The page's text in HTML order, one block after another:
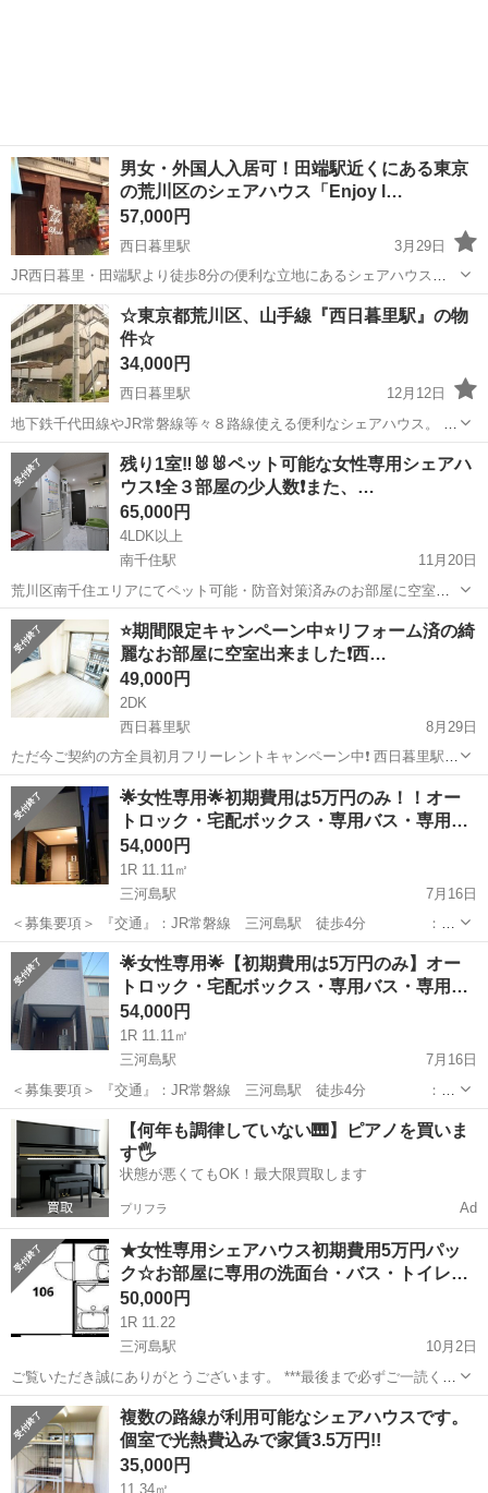
男女・外国人入居可！田端駅近くにある東京
の荒川区のシェアハウス「Enjoy l…
57,000円
西日暮里駅
3月29日
JR西日暮里・田端駅より徒歩8分の便利な立地にあるシェアハウスで
す。このシェアハウスのこだわりは家に帰ったときの安心感や使い易
さ。シェアハウスの1階にはキッチン、リビングがあります。お部屋は
全8室のシェアハウスです。またこの...
東京 荒川区 西日暮里駅 シェアハウス 外国人
☆東京都荒川区、山手線『西日暮里駅』の物
件☆
34,000円
西日暮里駅
12月12日
地下鉄千代田線やJR常磐線等々８路線使える便利なシェアハウス。 東
京に安く住みたい方は必見です。 （価格重視の方には持って来い！）
☆近場スポット☆ ・コンビニ徒歩2分、スーパー徒歩2分 ・公立小学校
が...
東京 荒川区 西日暮里駅 シェアハウス
残り1室‼️🐰🐰ペット可能な女性専用シェアハ
ウス❗️全３部屋の少人数❗️また、…
65,000円
4LDK以上
南千住駅
11月20日
荒川区南千住エリアにてペット可能・防音対策済みのお部屋に空室が
出来ました♪ 全３部屋の女性専用のシェアハウスになります👩 南千住
駅より徒歩5分の好立地！完全戸建❗️ 常磐線に日比谷線、さらにはつく
ばエクスプレスも通...
東京 荒川区 南千住駅 シェアハウス 物件
⭐️期間限定キャンペーン中⭐️リフォーム済の綺
麗なお部屋に空室出来ました❗️西…
49,000円
2DK
西日暮里駅
8月29日
ただ今ご契約の方全員初月フリーレントキャンペーン中❗️ 西日暮里駅徒
歩5分の好立地にある女性専用物件のご紹介です！ エントランスにオ
ートロック機能が付いてます。 また、全4部屋の小規模物件・プライ
バシー重視の鍵...
東京 荒川区 西日暮里駅 シェアハウス 徒歩
🌟女性専用🌟初期費用は5万円のみ！！オー
トロック・宅配ボックス・専用バス・専用…
54,000円
1R 11.11㎡
三河島駅
7月16日
＜募集要項＞ 『交通』：JR常磐線 三河島駅 徒歩4分 ：京
成本線 新三河島駅 徒歩12分 『賃料等』 賃
料 ：54,000円 共益費 ：5,000円 ...
東京 荒川区 三河島駅 シェアハウス 初期
🌟女性専用🌟【初期費用は5万円のみ】オー
トロック・宅配ボックス・専用バス・専用…
54,000円
1R 11.11㎡
三河島駅
7月16日
＜募集要項＞ 『交通』：JR常磐線 三河島駅 徒歩4分 ：京
成本線 新三河島駅 徒歩12分 『賃料等』 賃
料 ：50,000円 共益費 ：5,000円 ...
東京 荒川区 三河島駅 シェアハウス
【何年も調律していない🎹】ピアノを買いま
す🖐️
状態が悪くてもOK！最大限買取します
プリフラ Ad
★女性専用シェアハウス初期費用5万円パッ
ク☆お部屋に専用の洗面台・バス・トイレ…
50,000円
1R 11.22
三河島駅
10月2日
ご覧いただき誠にありがとうございます。 ***最後まで必ずご一読くだ
さい*** ■物件名 Aテラス三河島 106号室 ■仲介手数料 ゼロ!敷金
ゼロ！礼金 ゼロ！ ■初期費用は5万円パック！（消費税別） ※...
東京 荒川区 三河島駅 シェアハウス
複数の路線が利用可能なシェアハウスです。
個室で光熱費込みで家賃3.5万円!!
35,000円
11.34㎡